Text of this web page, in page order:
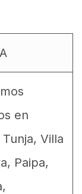
en
Villa
Paipa,